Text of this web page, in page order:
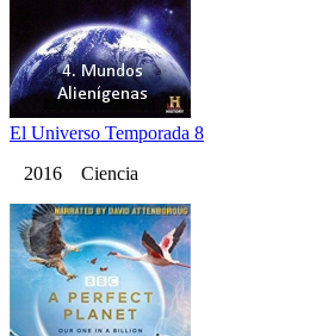
El Universo Temporada 8
2016 Ciencia